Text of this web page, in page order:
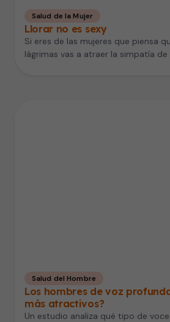
Salud de la Mujer
Llorar no es sexy
Si eres de las mujeres que piensa
lágrimas vas a atraer la simpatía
Salud del Hombre
Los hombres de voz
más atractivos?
Un estudio analiza qué tipo de